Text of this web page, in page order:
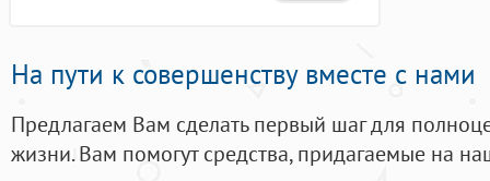
На пути к совершенству вместе с нами
Предлагаем Вам сделать первый шаг для
жизни. Вам помогут средства, придагаемые на